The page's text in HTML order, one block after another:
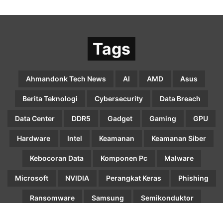
Tags
Ahmandonk Tech News AI AMD Asus
Berita Teknologi Cybersecurity Data Breach
Data Center DDR5 Gadget Gaming GPU
Hardware Intel Keamanan Keamanan Siber
Kebocoran Data Komponen Pc Malware
Microsoft NVIDIA Perangkat Keras Phishing
Ransomware Samsung Semikonduktor